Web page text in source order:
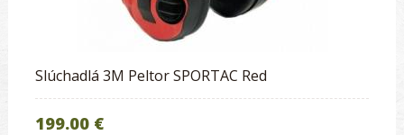
Slúchadlá 3M Peltor SPORTAC Red
199.00 €